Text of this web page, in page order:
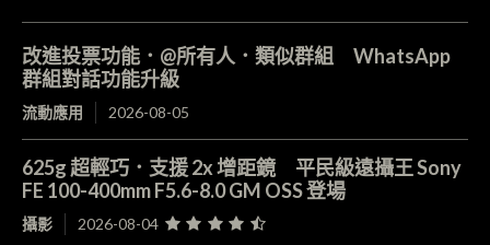
改進投票功能．@所有人．類似群組 WhatsApp
群組對話功能升級
流動應用 2026-08-05
625g 超輕巧．支援 2x 增距鏡 平民級遠攝王 Sony
FE 100-400mm F5.6-8.0 GM OSS 登場
攝影 2026-08-04